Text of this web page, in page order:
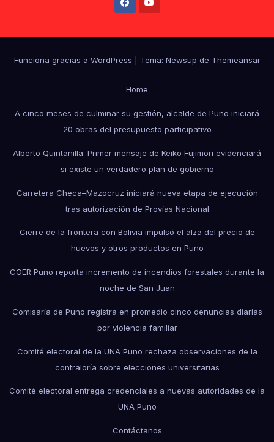
Funciona gracias a WordPress Tema: Newsup de Themeansar
Home
A cinco meses de culminar su gestión, alcalde de Puno iniciará
20 obras del presupuesto participativo
Alberto Quintanilla: Primer mensaje de Keiko Fujimori evidenciará
si existe un verdadero plan de gobierno
Carretera Checa–Mazocruz iniciará nueva etapa de ejecución
tras autorización de Provías Nacional
Cierre de la frontera con Bolivia impulsó el alza del precio de
huevos y otros productos en Puno
COER Puno reporta incremento de incendios forestales durante la
noche de San Juan
Comisaría de Puno registra en promedio cinco denuncias diarias
por violencia familiar
Comité electoral de la UNA Puno rechaza observaciones de la
contraloría sobre elecciones universitarias
Comité electoral entrega credenciales a nuevas autoridades de la
UNA Puno
Contáctanos